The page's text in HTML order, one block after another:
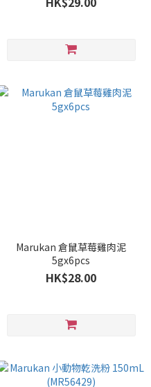
Marukan 倉鼠草莓雞肉泥
5gx6pcs
HK$28.00